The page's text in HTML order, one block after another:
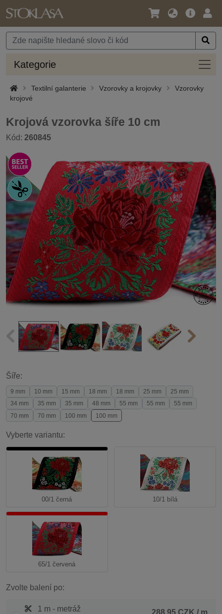
Jazyk
Měna
Hlavní
Kategorie
Textilní galanterie Vzorovky a krojovky
Vzorovky
krojové
Krojová vzorovka šíře 10 cm
Kód: 260845
Šíře:
9 mm 10 mm 15 mm 18 mm 18 mm 25 mm
25 mm
34 mm
35 mm 35 mm 48 mm 55 mm 55 mm
55 mm
70 mm
70 mm 100 mm 100 mm
Vyberte variantu:
00/1 černá 10/1 bílá
65/1 červená
Zvolte balení po:
1 m - metráž 288,95 CZK / m